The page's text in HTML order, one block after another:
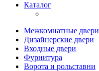
Каталог
Межкомнатные двери
Дизайнерские двери
Входные двери
Фурнитура
Ворота и рольставни